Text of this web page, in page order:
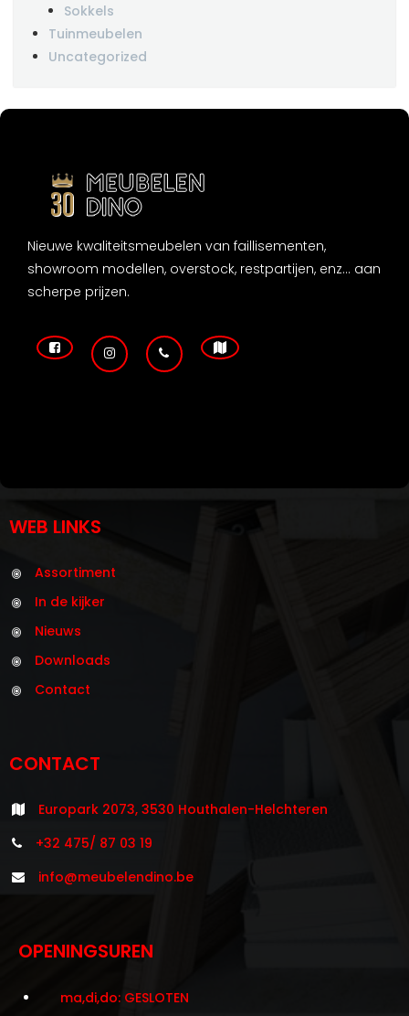
Sokkels
Tuinmeubelen
Uncategorized
Nieuwe kwaliteitsmeubelen van faillisementen,
showroom modellen, overstock, restpartijen, enz... aan
scherpe prijzen.
WEB LINKS
Assortiment
In de kijker
Nieuws
Downloads
Contact
CONTACT
Europark 2073, 3530 Houthalen-Helchteren
+32 475/ 87 03 19
info@meubelendino.be
OPENINGSUREN
ma,di,do: GESLOTEN